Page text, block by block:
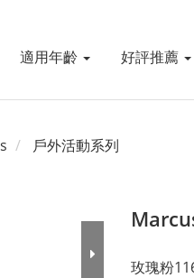
適用年齡 好評推薦
戶外活動系列
玫瑰粉